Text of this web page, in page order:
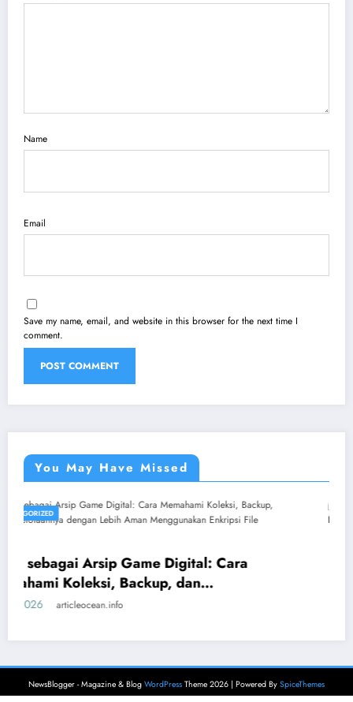
Name
Email
Save my name, email, and website in this browser for the next time I
comment.
You May Have Missed
Cara
dan
Aman
UNCATEGORIZED
Kedalaman Budaya di
July 1, 2026